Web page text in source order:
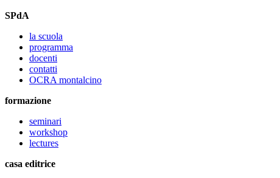
SPdA
la scuola
programma
docenti
contatti
OCRA montalcino
formazione
seminari
workshop
lectures
casa editrice